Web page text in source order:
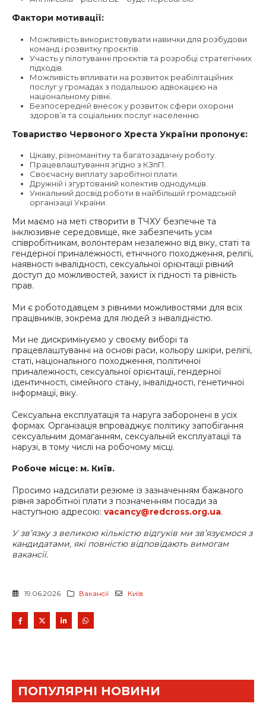
Фактори мотивації:
Можливість використовувати навички для розбудови
команд і розвитку проєктів.
Участь у пілотуванні проєктів та розробці стратегічних
підходів.
Можливість впливати на розвиток реабілітаційних
послуг у громадах з подальшою адвокацією на
національному рівні.
Безпосередній внесок у розвиток сфери охорони
здоров’я та соціальних послуг населенню.
Товариство Червоного Хреста України пропонує:
Цікаву, різноманітну та багатозадачну роботу.
Працевлаштування згідно з КЗпП.
Своєчасну виплату заробітної плати.
Дружній і згуртований колектив однодумців.
Унікальний досвід роботи в найбільшій громадській
організації України.
Ми маємо на меті створити в ТЧХУ безпечне та
інклюзивне середовище, яке забезпечить усім
співробітникам, волонтерам незалежно від віку, статі та
гендерної приналежності, етнічного походження, релігії,
наявності інвалідності, сексуальної орієнтації рівний
доступ до можливостей, захист їх гідності та рівність
прав.
Ми є роботодавцем з рівними можливостями для всіх
працівників, зокрема для людей з інвалідністю.
Ми не дискримінуємо у своєму виборі та
працевлаштуванні на основі раси, кольору шкіри, релігії,
статі, національного походження, політичної
приналежності, сексуальної орієнтації, гендерної
ідентичності, сімейного стану, інвалідності, генетичної
інформації, віку.
Сексуальна експлуатація та наруга заборонені в усіх
формах. Організація впроваджує політику запобігання
сексуальним домаганням, сексуальній експлуатації та
нарузі, в тому числі на робочому місці.
Робоче місце: м. Київ.
Просимо надсилати резюме із зазначенням бажаного
рівня заробітної плати з позначенням посади за
наступною адресою: vacancy@redcross.org.ua.
У зв’язку з великою кількістю відгуків ми зв’язуємося з
кандидатами, які повністю відповідають вимогам
вакансії.
19.06.2026 Ваканciї Київ
ПОПУЛЯРНІ НОВИНИ